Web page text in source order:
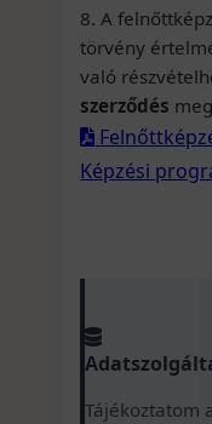
8. A
törvény
való
szerződés
Képzési
Tájékoztatom